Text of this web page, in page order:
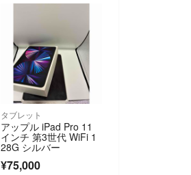
タブレット
アップル iPad Pro 11
インチ 第3世代 WiFi 1
28G シルバー
¥75,000